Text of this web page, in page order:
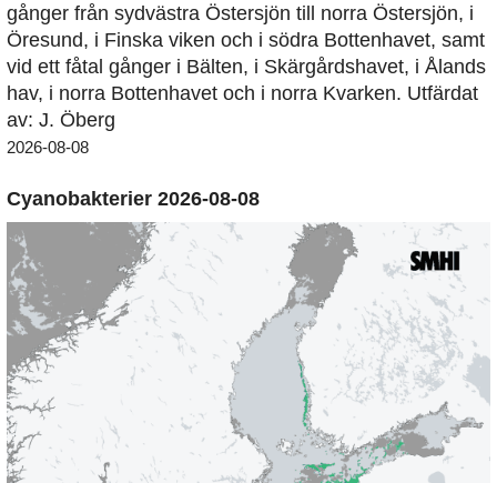
gånger från sydvästra Östersjön till norra Östersjön, i
Öresund, i Finska viken och i södra Bottenhavet, samt
vid ett fåtal gånger i Bälten, i Skärgårdshavet, i Ålands
hav, i norra Bottenhavet och i norra Kvarken. Utfärdat
av: J. Öberg
2026-08-08
Cyanobakterier 2026-08-08